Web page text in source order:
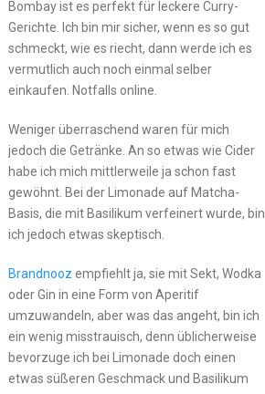
Bombay ist es perfekt für leckere Curry-
Gerichte. Ich bin mir sicher, wenn es so gut
schmeckt, wie es riecht, dann werde ich es
vermutlich auch noch einmal selber
einkaufen. Notfalls online.
Weniger überraschend waren für mich
jedoch die Getränke. An so etwas wie Cider
habe ich mich mittlerweile ja schon fast
gewöhnt. Bei der Limonade auf Matcha-
Basis, die mit Basilikum verfeinert wurde, bin
ich jedoch etwas skeptisch.
Brandnooz empfiehlt ja, sie mit Sekt, Wodka
oder Gin in eine Form von Aperitif
umzuwandeln, aber was das angeht, bin ich
ein wenig misstrauisch, denn üblicherweise
bevorzuge ich bei Limonade doch einen
etwas süßeren Geschmack und Basilikum